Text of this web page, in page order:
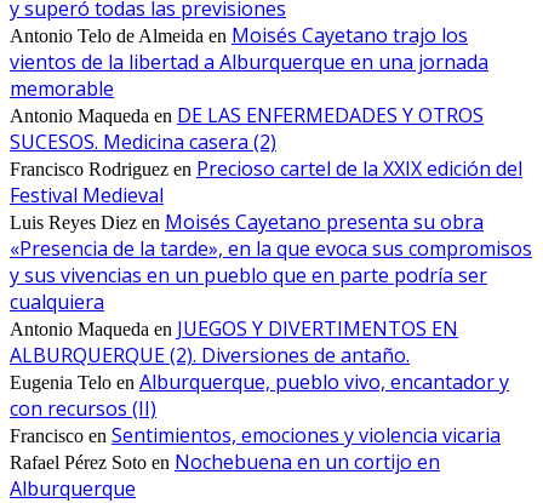
y superó todas las previsiones
Antonio Telo de Almeida en Moisés Cayetano trajo los
vientos de la libertad a Alburquerque en una jornada
memorable
Antonio Maqueda en DE LAS ENFERMEDADES Y OTROS
SUCESOS. Medicina casera (2)
Francisco Rodriguez en Precioso cartel de la XXIX edición del
Festival Medieval
Luis Reyes Diez en Moisés Cayetano presenta su obra
«Presencia de la tarde», en la que evoca sus compromisos
y sus vivencias en un pueblo que en parte podría ser
cualquiera
Antonio Maqueda en JUEGOS Y DIVERTIMENTOS EN
ALBURQUERQUE (2). Diversiones de antaño.
Eugenia Telo en Alburquerque, pueblo vivo, encantador y
con recursos (II)
Francisco en Sentimientos, emociones y violencia vicaria
Rafael Pérez Soto en Nochebuena en un cortijo en
Alburquerque